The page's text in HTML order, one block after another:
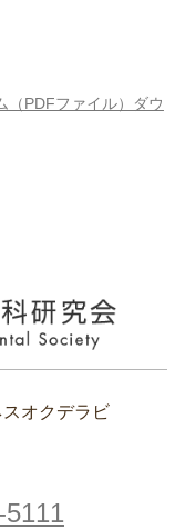
（PDFファイル）ダウ
スオクデラビ